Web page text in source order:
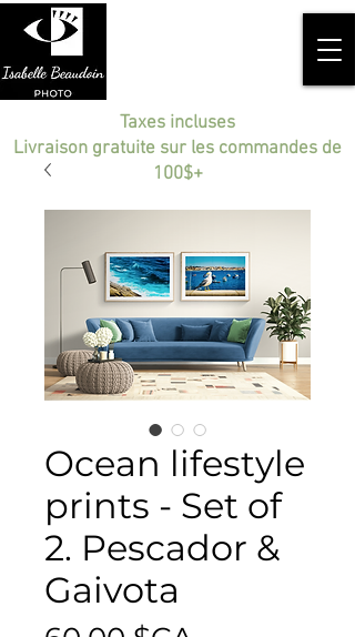
Taxes incluses
Livraison gratuite sur les commandes de
100$+
Ocean lifestyle
prints - Set of
2. Pescador &
Gaivota